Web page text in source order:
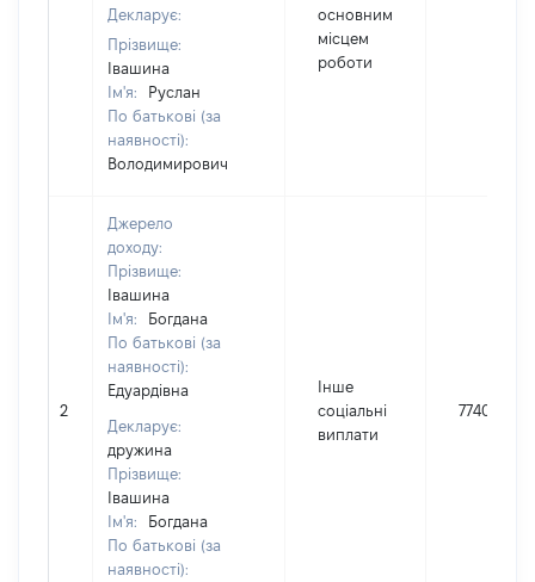
Декларує:
Прізвище:
Івашина
Ім'я:
Руслан
По батькові (за
наявності):
Володимирович
основним
місцем
роботи
2
Джерело
доходу:
Прізвище:
Івашина
Ім'я:
Богдана
По батькові (за
наявності):
Едуардівна
Декларує:
дружина
Прізвище:
Івашина
Ім'я:
Богдана
По батькові (за
наявності):
Інше
соціальні
виплати
7740